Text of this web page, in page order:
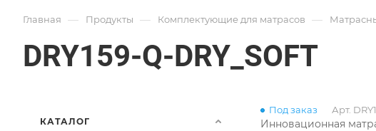
Главная — Продукты — Комплектующие для матрасов —
DRY159-Q-DRY_SOFT
Под заказ Арт.
Инновационная
КАТАЛОГ